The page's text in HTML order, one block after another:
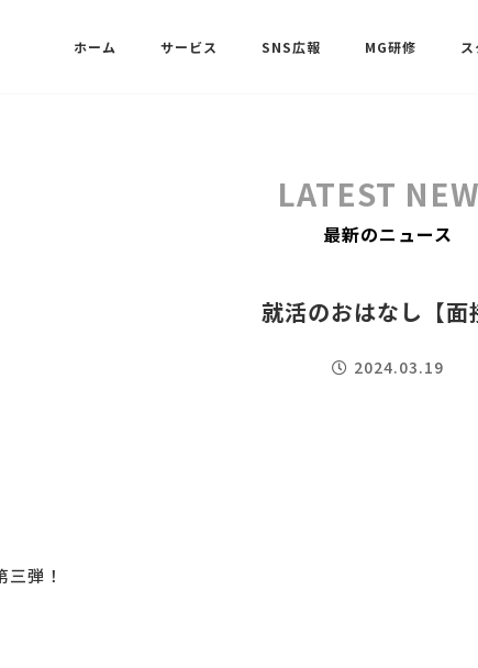
ホーム サービス SNS広報 MG研修
LATEST
最新のニュース
就活のおはなし【面
2024.03.19
三弾！